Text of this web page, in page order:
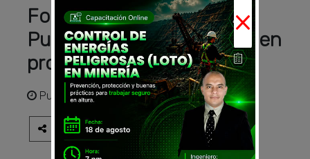
Forte Minerals tras oro en
Puno: iniciará perforación en
proyecto Pucarini
Publicadohace 1 año
×